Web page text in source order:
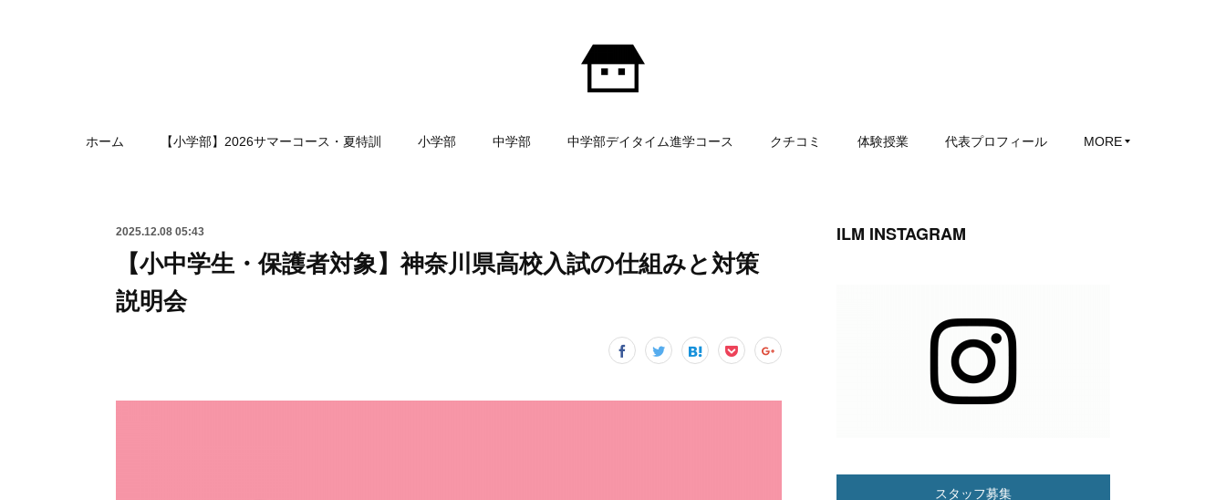
ホーム 【小学部】2026サマーコース・夏特訓 小学部 中学部 中学部デイタイム進学コース クチコミ 体験授業 代表プロフィール MORE
2025.12.08 05:43
【小中学生・保護者対象】神奈川県高校入試の仕組みと対策
説明会
ILM INSTAGRAM
スタッフ募集